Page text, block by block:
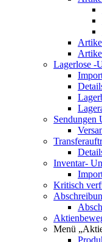
Lagerlose -
Sendungen
Inventar-
Kritisch
Menü